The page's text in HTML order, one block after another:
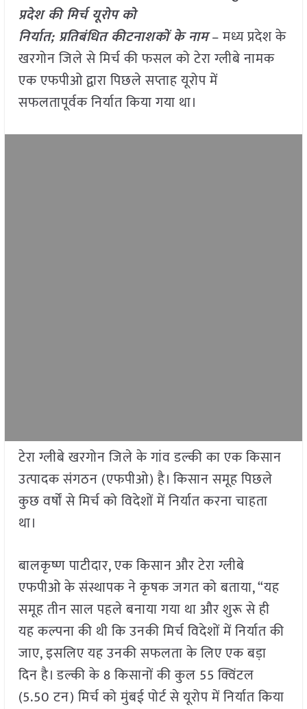
प्रदेश की मिर्च यूरोप को
निर्यात; प्रतिबंधित कीटनाशकों के नाम– मध्य प्रदेश के
खरगोन जिले से मिर्च की फसल को टेरा ग्लीबे नामक
एक एफपीओ द्वारा पिछले सप्ताह यूरोप में
सफलतापूर्वक निर्यात किया गया था।
टेरा ग्लीबे खरगोन जिले के गांव डल्की का एक किसान
उत्पादक संगठन (एफपीओ) है। किसान समूह पिछले
कुछ वर्षों से मिर्च को विदेशों में निर्यात करना चाहता
था।
बालकृष्ण पाटीदार, एक किसान और टेरा ग्लीबे
एफपीओ के संस्थापक ने कृषक जगत को बताया, “यह
समूह तीन साल पहले बनाया गया था और शुरू से ही
यह कल्पना की थी कि उनकी मिर्च विदेशों में निर्यात की
जाए, इसलिए यह उनकी सफलता के लिए एक बड़ा
दिन है। डल्की के 8 किसानों की कुल 55 क्विंटल
(5.50 टन) मिर्च को मुंबई पोर्ट से यूरोप में निर्यात किया